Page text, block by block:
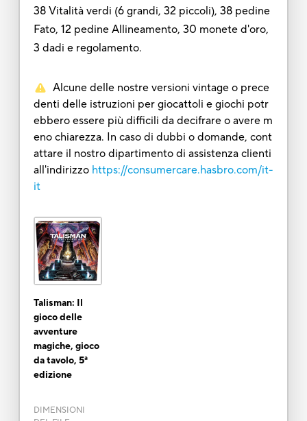
38 Vitalità verdi (6 grandi, 32 piccoli), 38 pedine
Fato, 12 pedine Allineamento, 30 monete d'oro,
3 dadi e regolamento.
Alcune delle nostre versioni vintage o prece
denti delle istruzioni per giocattoli e giochi potr
ebbero essere più difficili da decifrare o avere m
eno chiarezza. In caso di dubbi o domande, cont
attare il nostro dipartimento di assistenza clienti
all'indirizzo https://consumercare.hasbro.com/it-
it
Talisman: Il
gioco delle
avventure
magiche, gioco
da tavolo, 5ª
edizione
DIMENSIONI